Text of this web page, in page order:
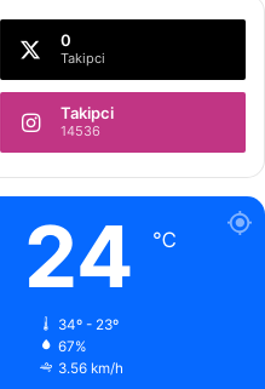
0
Takipci
Takipci
14536
24 ℃
34º - 23º
67%
3.56 km/h